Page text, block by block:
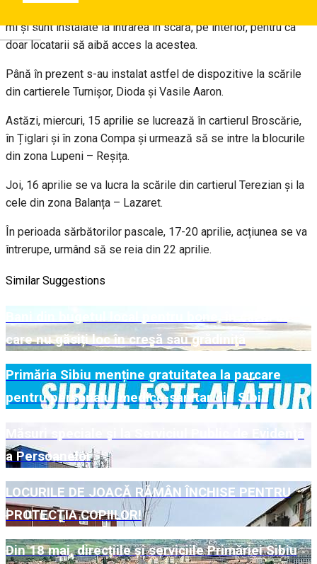
Deutsch
ml și sunt instalate la intrarea în scară, pe interior, pentru ca
doar locatarii să aibă acces la acestea.
Până în prezent s-au instalat astfel de dispozitive la scările
din cartierele Turnișor, Dioda și Vasile Aaron.
Astăzi, miercuri, 15 aprilie se lucrează în cartierul Broscărie,
în Țiglari și în zona Compa și urmează să se intre la blocurile
din zona Lupeni – Reșița.
Joi, 16 aprilie se va lucra la scările din cartierul Terezian și la
cele din zona Balanța – Lazaret.
În perioada sărbătorilor pascale, 17-20 aprilie, acțiunea se va
întrerupe, urmând să se reia din 22 aprilie.
Similar Suggestions
Bani din bugetul local pentru bone, în cazul în
care nu găsiți loc în creșă sau grădiniță
Primăria Sibiu menține gratuitatea la parcare
pentru personalul medico-sanitar din Sibiu
Măsuri speciale și la Serviciul Public de Evidență
a Persoanelor
LOCURILE DE JOACĂ RĂMÂN ÎNCHISE PENTRU
PROTECȚIA COPIILOR!
Din 18 mai, direcțiile și serviciile Primăriei Sibiu